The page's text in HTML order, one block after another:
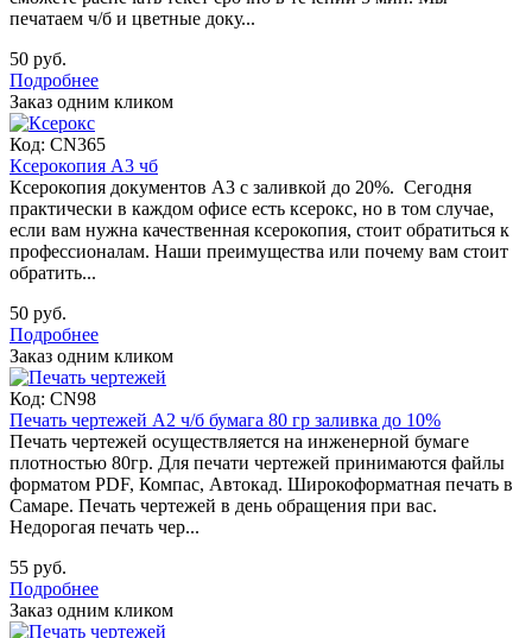
печатаем ч/б и цветные доку...
50 руб.
Подробнее
Заказ одним кликом
Код: CN365
Ксерокопия А3 чб
Ксерокопия документов А3 с заливкой до 20%. Сегодня
практически в каждом офисе есть ксерокс, но в том случае,
если вам нужна качественная ксерокопия, стоит обратиться к
профессионалам. Наши преимущества или почему вам стоит
обратить...
50 руб.
Подробнее
Заказ одним кликом
Код: CN98
Печать чертежей А2 ч/б бумага 80 гр заливка до 10%
Печать чертежей осуществляется на инженерной бумаге
плотностью 80гр. Для печати чертежей принимаются файлы
форматом PDF, Компас, Автокад. Широкоформатная печать в
Самаре. Печать чертежей в день обращения при вас.
Недорогая печать чер...
55 руб.
Подробнее
Заказ одним кликом